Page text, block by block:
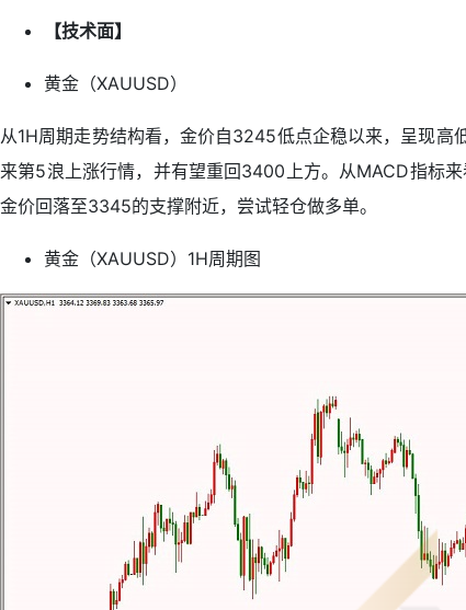
【技术面】
黄金（XAUUSD）
从1H周期走势结构看，金价自3245低点企稳以来，呈现
来第5浪上涨行情，并有望重回3400上方。从MACD指标
金价回落至3345的支撑附近，尝试轻仓做多单。
黄金（XAUUSD）1H周期图